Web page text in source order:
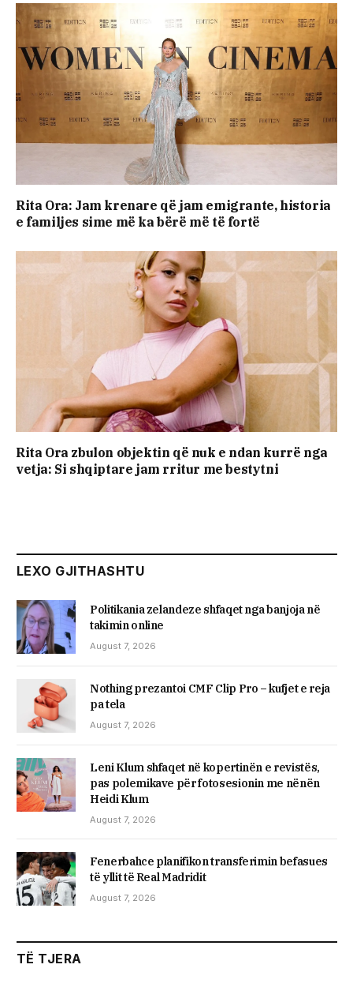
Rita Ora: Jam krenare që jam emigrante, historia
e familjes sime më ka bërë më të fortë
Rita Ora zbulon objektin që nuk e ndan kurrë nga
vetja: Si shqiptare jam rritur me bestytni
LEXO GJITHASHTU
Politikania zelandeze shfaqet nga banjoja në
takimin online
August 7, 2026
Nothing prezantoi CMF Clip Pro – kufjet e reja
pa tela
August 7, 2026
Leni Klum shfaqet në kopertinën e revistës,
pas polemikave për fotosesionin me nënën
Heidi Klum
August 7, 2026
Fenerbahce planifikon transferimin befasues
të yllit të Real Madridit
August 7, 2026
TË TJERA